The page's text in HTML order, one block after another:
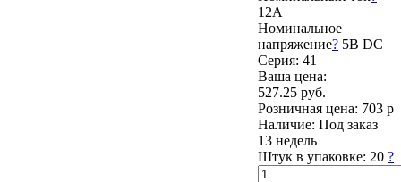
12А
Номинальное
напряжение? 5В DC
Серия: 41
Ваша цена:
527.25 руб.
Розничная цена: 703 р
Наличие: Под заказ
13 недель
Штук в упаковке: 20 ?